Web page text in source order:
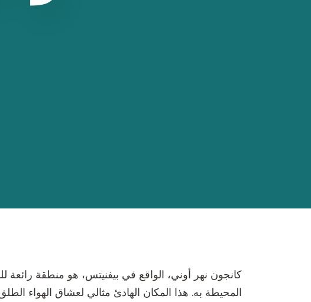
كانجون نهر أوني، الواقع في بيفنيتس، هو منطقة
المحيطة به. هذا المكان الهادئ مثالي لعشاق الهواء